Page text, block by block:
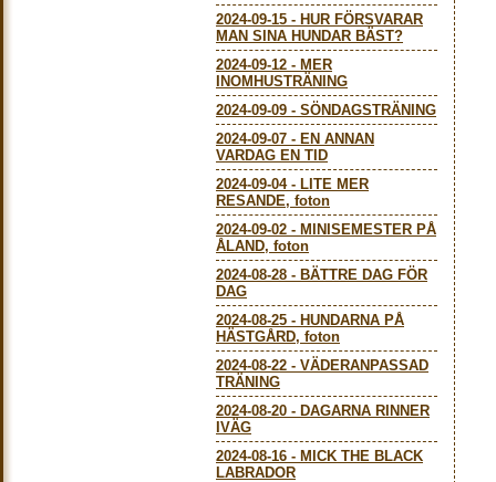
2024-09-15 - HUR FÖRSVARAR
MAN SINA HUNDAR BÄST?
2024-09-12 - MER
INOMHUSTRÄNING
2024-09-09 - SÖNDAGSTRÄNING
2024-09-07 - EN ANNAN
VARDAG EN TID
2024-09-04- LITE MER
RESANDE, foton
2024-09-02 - MINISEMESTER PÅ
ÅLAND, foton
2024-08-28 - BÄTTRE DAG FÖR
DAG
2024-08-25 - HUNDARNA PÅ
HÄSTGÅRD, foton
2024-08-22 - VÄDERANPASSAD
TRÄNING
2024-08-20 - DAGARNA RINNER
IVÄG
2024-08-16 - MICK THE BLACK
LABRADOR